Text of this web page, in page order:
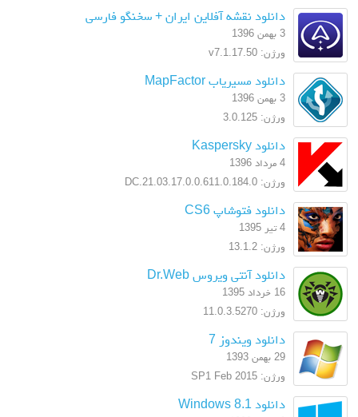
دانلود نقشه آفلاین ایران + سخنگو فارسی
3 بهمن 1396
ورژن: v7.1.17.50
دانلود مسیریاب MapFactor
3 بهمن 1396
ورژن: 3.0.125
دانلود Kaspersky
4 مرداد 1396
ورژن: 17.0.0.611.0.184.0.DC.21.03
دانلود فتوشاپ CS6
4 تیر 1395
ورژن: 13.1.2
دانلود آنتی ویروس Dr.Web
16 خرداد 1395
ورژن: 11.0.3.5270
دانلود ویندوز 7
29 بهمن 1393
ورژن: SP1 Feb 2015
دانلود Windows 8.1